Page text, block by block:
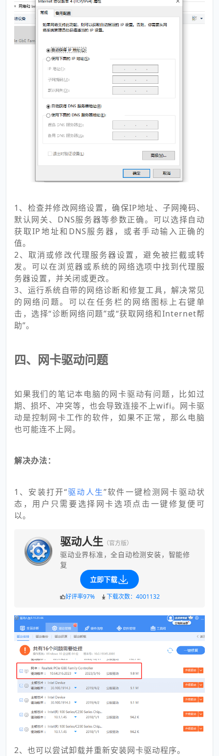
1、检查并修改网络设置，确保IP地址、子网掩码、
默认网关、DNS服务器等参数正确。可以选择自动
获取IP地址和DNS服务器，或者手动输入正确的
值。
2、取消或修改代理服务器设置，避免被拦截或转
发。可以在浏览器或系统的网络选项中找到代理服
务器设置，并关闭或更改。
3、运行系统自带的网络诊断和修复工具，解决常见
的网络问题。可以在任务栏的网络图标上右键单
击，选择“诊断网络问题”或“获取网络和Internet帮
助”。
四、网卡驱动问题
如果我们的笔记本电脑的网卡驱动有问题，比如过
期、损坏、冲突等，也会导致连接不上wifi。网卡驱
动是控制网卡工作的软件，如果不正常，那么电脑
也可能连不上网。
解决办法：
1、安装打开“驱动人生”软件一键检测网卡驱动状
态，用户只需要选择网卡选项点击一键修复便可
以。
驱动人生 （官方版）
驱动业界标准，全自动检测安装，智能修
复
立即下载
好评率97% 下载次数：4001132
2、也可以尝试卸载并重新安装网卡驱动程序。